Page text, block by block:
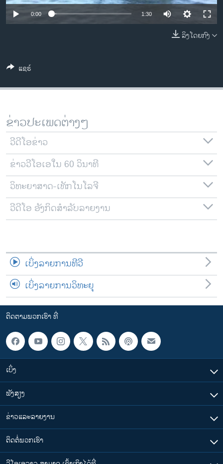
ຊຸມຊົນຊາວລາວ
ວິທະຍາສາດ-ເທັກໂນໂລຈີ
ພາສາອັງກິດ
ລາຍການກະຈາຍສຽງ
ລາຍງານ
ຕິດຕາມພວກເຮົາ ທີ່
ພາສາຕ່າງໆ
0:00 1:30
ລິງໂດຍກົງ
ແຊຣ໌
ຂ່າວປະເພດຕ່າງໆ
ວີດີໂອຂ່າວ
ຂ່າວວີໂອເອໃນ 60 ວິນາທີ
ວິທະຍາສາດ-ເທັກໂນໂລຈີ
ວີດີໂອ ອັງກິດສຳລັບລາຍງານ
ເບິ່ງລາຍການທີວີ
ເບິ່ງລາຍການວິທະຍຸ
ຕິດຕາມພວກເຮົາ ທີ່
ເບິ່ງ
ຟັງສຽງ
ຂ່າວແລະລາຍງານ
ຕິດຕໍ່ພວກເຮົາ